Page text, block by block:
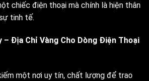
chiếc điện thoại mà chính là hiện thân
tinh tế.
– Địa Chỉ Vàng Cho Dòng Điện Thoại
một nơi uy tín, chất lượng để trao